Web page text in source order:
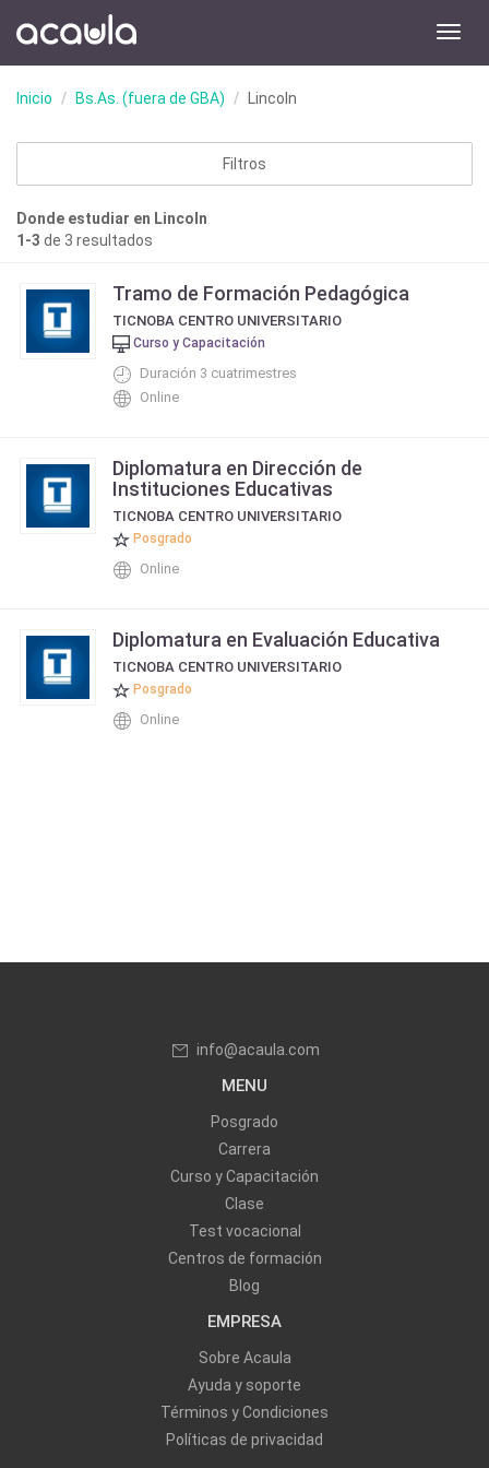
Inicio Bs.As. (fuera de GBA) Lincoln
Filtros
Donde estudiar en Lincoln
1-3 de 3 resultados
Tramo de Formación Pedagógica
TICNOBA CENTRO UNIVERSITARIO
Curso y Capacitación
Duración 3 cuatrimestres
Online
Diplomatura en Dirección de
Instituciones Educativas
TICNOBA CENTRO UNIVERSITARIO
Posgrado
Online
Diplomatura en Evaluación Educativa
TICNOBA CENTRO UNIVERSITARIO
Posgrado
Online
info@acaula.com
MENU
Posgrado
Carrera
Curso y Capacitación
Clase
Test vocacional
Centros de formación
Blog
EMPRESA
Sobre Acaula
Ayuda y soporte
Términos y Condiciones
Políticas de privacidad